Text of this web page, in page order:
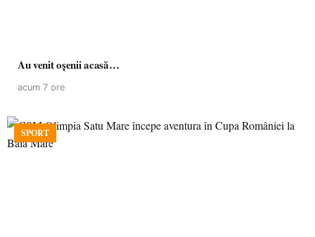
Au venit oșenii acasă…
acum 7 ore
SPORT